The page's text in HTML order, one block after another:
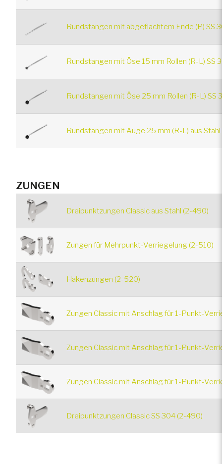
Rundstangen mit abgeflachtem Ende (P) SS
Rundstangen mit Öse 15 mm Rollen (R-L) SS
Rundstangen mit Öse 25 mm Rollen (R-L) SS
Rundstangen mit Auge 25 mm (R-L) aus
ZUNGEN
Dreipunktzungen Classic aus Stahl (2-490)
Zungen für Mehrpunkt-Verriegelung (2-510)
Hakenzungen (2-520)
Zungen Classic mit Anschlag für 1-Punkt-
Zungen Classic mit Anschlag für 1-Punkt-
Zungen Classic mit Anschlag für 1-Punkt-
Dreipunktzungen Classic SS 304 (2-490)